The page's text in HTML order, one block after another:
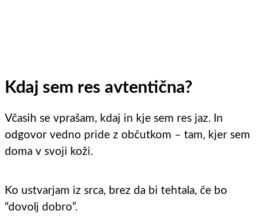
Kdaj sem res avtentična?
Včasih se vprašam, kdaj in kje sem res jaz. In
odgovor vedno pride z občutkom – tam, kjer sem
doma v svoji koži.
Ko ustvarjam iz srca, brez da bi tehtala, če bo
“dovolj dobro”.